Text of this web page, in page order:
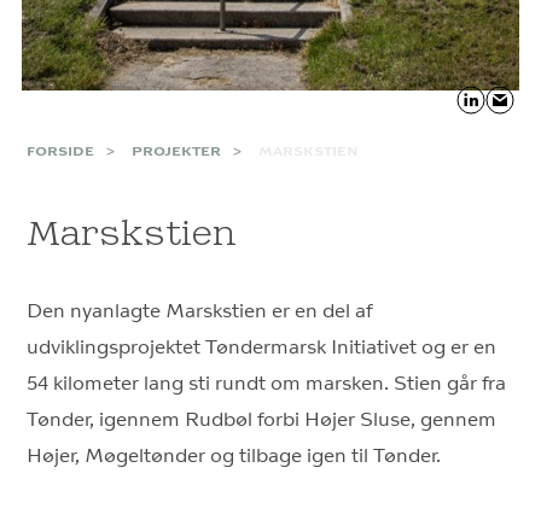
FORSIDE PROJEKTER
Marskstien
Den nyanlagte Marskstien er en del af
udviklingsprojektet Tøndermarsk Initiativet og er en
54 kilometer lang sti rundt om marsken. Stien går fra
Tønder, igennem Rudbøl forbi Højer Sluse, gennem
Højer, Møgeltønder og tilbage igen til Tønder.